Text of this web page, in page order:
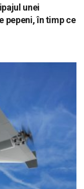
unei
pepeni, în timp ce